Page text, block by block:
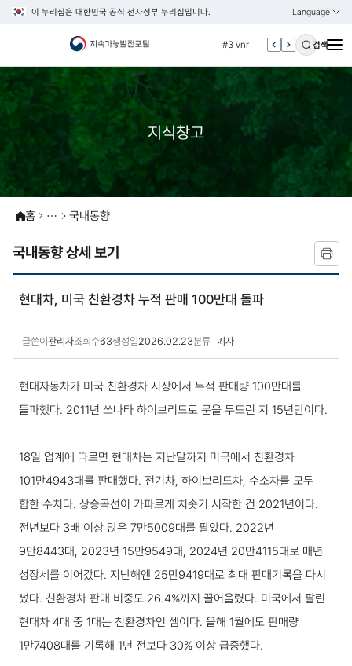
이 누리집은 대한민국 공식 전자정부 누리집입니다. Language
열기
KOREAN
ENGLISH
#3 vnr
#4 관세
#6 빈곤
#7 un
#7 un
검색
지식창고
홈 국내동향
국내동향 상세 보기
현대차, 미국 친환경차 누적 판매 100만대 돌파
글쓴이 관리자조회수63생성일2026.02.23분류 기사
현대자동차가 미국 친환경차 시장에서 누적 판매량 100만대를
돌파했다. 2011년 쏘나타 하이브리드로 문을 두드린 지 15년만이다.
18일 업계에 따르면 현대차는 지난달까지 미국에서 친환경차
101만4943대를 판매했다. 전기차, 하이브리드차, 수소차를 모두
합한 수치다. 상승곡선이 가파르게 치솟기 시작한 건 2021년이다.
전년보다 3배 이상 많은 7만5009대를 팔았다. 2022년
9만8443대, 2023년 15만9549대, 2024년 20만4115대로 매년
성장세를 이어갔다. 지난해엔 25만9419대로 최대 판매기록을 다시
썼다. 친환경차 판매 비중도 26.4%까지 끌어올렸다. 미국에서 팔린
현대차 4대 중 1대는 친환경차인 셈이다. 올해 1월에도 판매량
1만7408대를 기록해 1년 전보다 30% 이상 급증했다.